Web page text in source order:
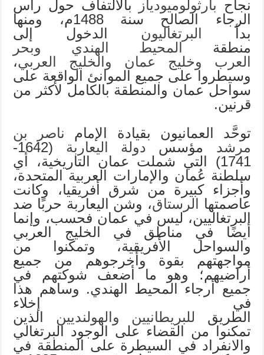
نجاح بارثولوميوديازبالالتفاف حول رأس
الرجاء الصالح سنة 1488م، ومنها
بدأ البرتغاليون الدخول إلى
منطقةالمحيط الهندي
وبحر
العرب
وخليج عمان والخليج العربي،
وسيطروا على جميع الموانئ الواقعة على
سواحل عمان والمنطقة بالكامل لأكثر من
قرنين.
توحَّد العمانيون بقيادة الإمام ناصر بن
مرشد مؤسس دولة اليعاربة
(1642-
1741) التي شملت عمان التاريخية، أي
سلطنة عُمان والإمارات العربية المتحدة،
وأجزاء كبيرة من شرق أفريقيا، وكانت
عاصمتها الرستاق، وشن اليعاربة حربًا ضد
البرتغاليين، ليس في عمان فحسب، وإنما
أيضًا في مناطق في الخليج العربي
والسواحل الأفريقية، وتمكنوا من
مواجهتهم بقوة وأخرجوهم من جميع
أراضيهم؛ وهو ما أضعف شوكتهم في
جميع أرجاء المحيط الهندي. وساهم هذا
في إخلاء
الطريق للبريطانيين والهولنديين الذين
تمكنوا من القضاء على الوجود البرتغالي
والانفراد في السيطرة على المنطقة في